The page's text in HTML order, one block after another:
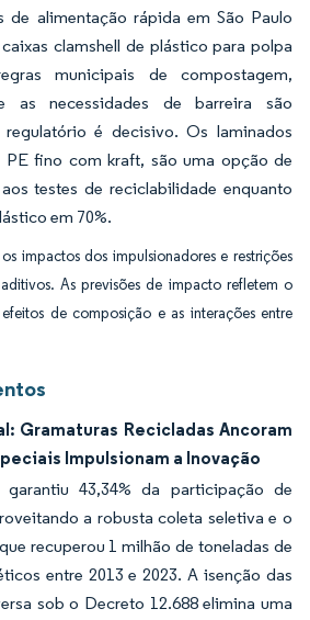
de alimentação rápida em São Paulo
clamshell de plástico para polpa
municipais de compostagem,
as necessidades de barreira são
é decisivo. Os laminados
fino com kraft, são uma opção de
testes de reciclabilidade enquanto
em 70%.
impactos dos impulsionadores e restrições
As previsões de impacto refletem o
de composição e as interações entre
Gramaturas Recicladas Ancoram
Impulsionam a Inovação
43,34% da participação de
a robusta coleta seletiva e o
recuperou 1 milhão de toneladas de
entre 2013 e 2023. A isenção das
sob o Decreto 12.688 elimina uma